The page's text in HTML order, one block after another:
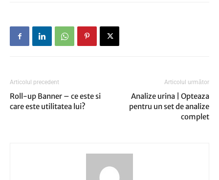
Articolul precedent
Roll-up Banner – ce este si
care este utilitatea lui?
Articolul următor
Analize urina | Opteaza
pentru un set de analize
complet